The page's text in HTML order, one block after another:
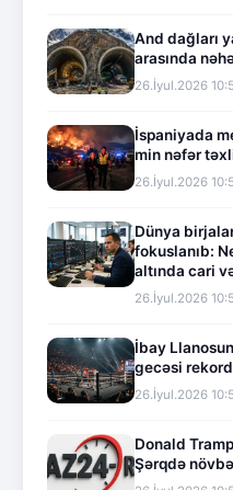
And dağları
arasında
26.İyul.2026
İspaniyada
min nəfər
26.İyul.2026
Dünya
fokuslanıb:
altında cari
26.İyul.2026
İbay
gecəsi
26.İyul.2026
Donald
Şərqdə